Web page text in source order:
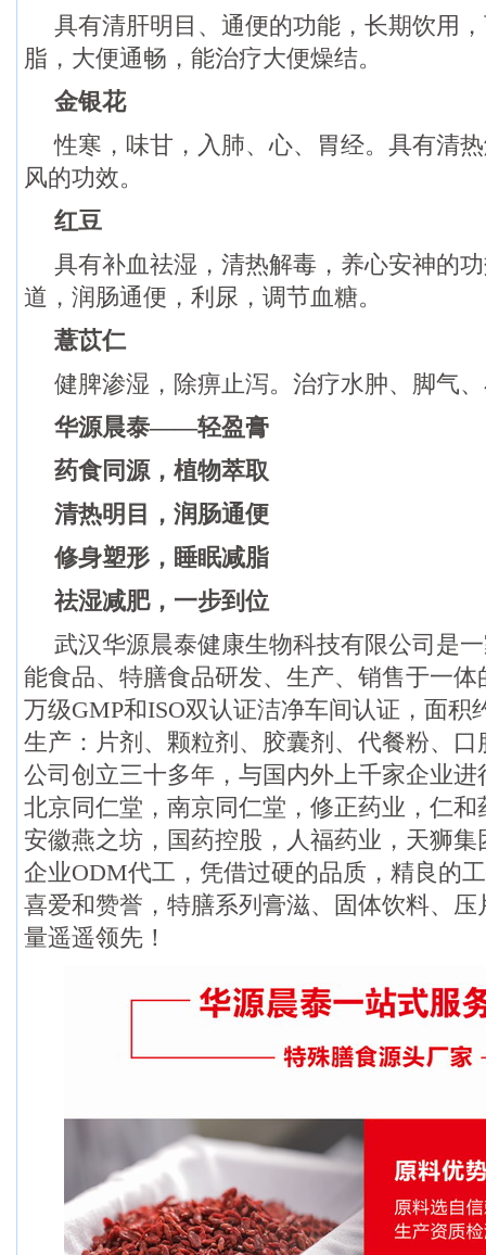
具有清肝明目、通便的功能，长期饮用
脂，大便通畅，能治疗大便燥结。
金银花
性寒，味甘，入肺、心、胃经。具有清
风的功效。
红豆
具有补血祛湿，清热解毒，养心安神的
道，润肠通便，利尿，调节血糖。
薏苡仁
健脾渗湿，除痹止泻。治疗水肿、脚气
华源晨泰——轻盈膏
药食同源，植物萃取
清热明目，润肠通便
修身塑形，睡眠减脂
祛湿减肥，一步到位
武汉华源晨泰健康生物科技有限公司是
能食品、特膳食品研发、生产、销售于一
万级GMP和ISO双认证洁净车间认证，面积
生产：片剂、颗粒剂、胶囊剂、代餐粉、
公司创立三十多年，与国内外上千家企业
北京同仁堂，南京同仁堂，修正药业，仁
安徽燕之坊，国药控股，人福药业，天狮
企业ODM代工，凭借过硬的品质，精良的
喜爱和赞誉，特膳系列膏滋、固体饮料、
量遥遥领先！